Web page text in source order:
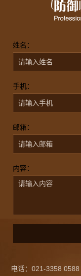
姓名：
手机：
邮箱：
内容：
电话：021-3358 0588